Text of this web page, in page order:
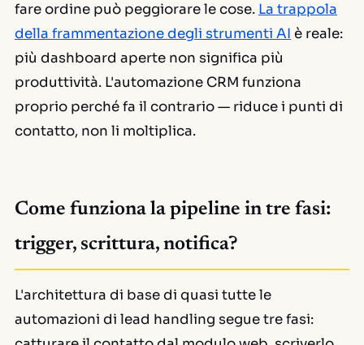
fare ordine può peggiorare le cose. La trappola
della frammentazione degli strumenti AI è reale:
più dashboard aperte non significa più
produttività. L'automazione CRM funziona
proprio perché fa il contrario — riduce i punti di
contatto, non li moltiplica.
Come funziona la pipeline in tre fasi:
trigger, scrittura, notifica?
L'architettura di base di quasi tutte le
automazioni di lead handling segue tre fasi: